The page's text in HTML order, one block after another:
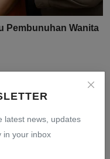
latest news, updates
in your inbox
Pembunuhan Wanita